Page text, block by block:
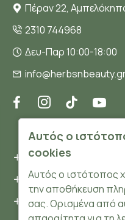
Πέραν 22,
2310 744968
Δευ-Παρ 10:00-18:00
Όροι και συνθήκες
Προσωπικά
Ασφάλεια
Αυτός ο
cookies
Αυτός ο ιστότοπος
την αποθήκευση
σας. Ορισμένα από